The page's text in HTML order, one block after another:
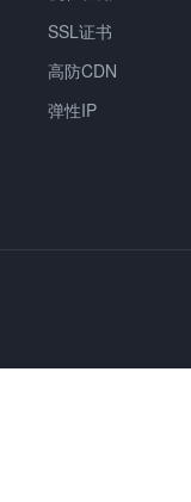
SSL证书
高防CDN
弹性IP